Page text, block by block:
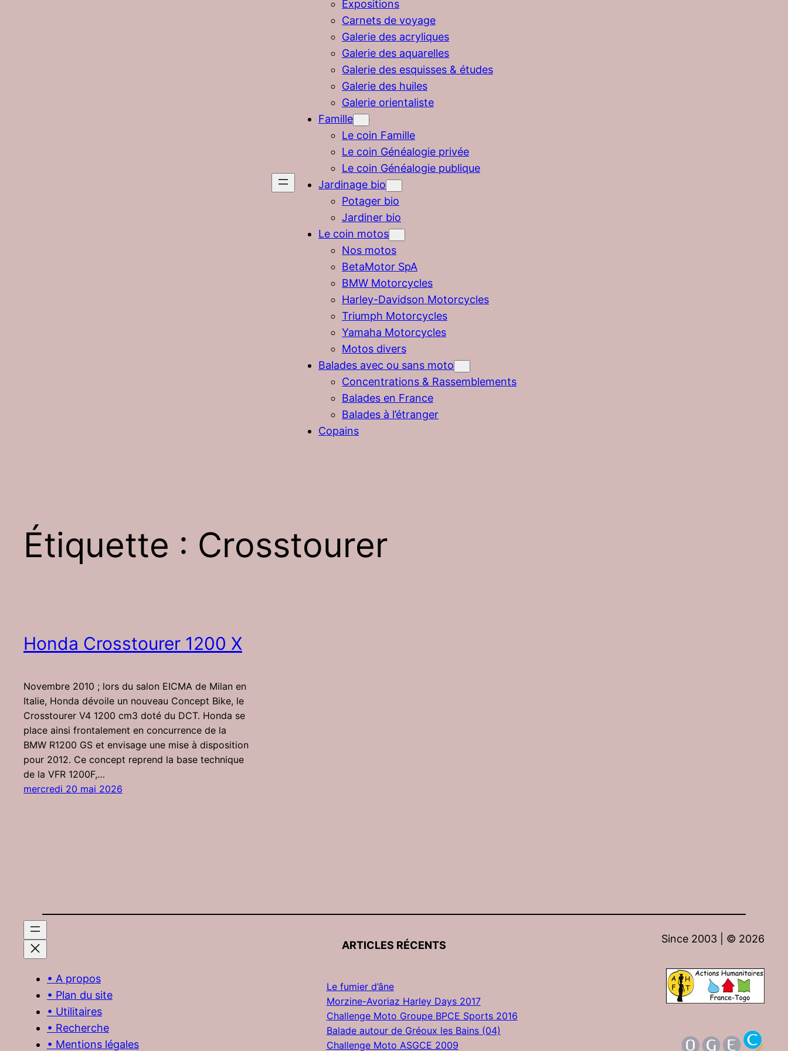
Expositions
Carnets de voyage
Galerie des acryliques
Galerie des aquarelles
Galerie des esquisses & études
Galerie des huiles
Galerie orientaliste
Famille
Le coin Famille
Le coin Généalogie privée
Le coin Généalogie publique
Jardinage bio
Potager bio
Jardiner bio
Le coin motos
Nos motos
BetaMotor SpA
BMW Motorcycles
Harley-Davidson Motorcycles
Triumph Motorcycles
Yamaha Motorcycles
Motos divers
Balades avec ou sans moto
Concentrations & Rassemblements
Balades en France
Balades à l’étranger
Copains
Étiquette : Crosstourer
Honda Crosstourer 1200 X
Novembre 2010 ; lors du salon EICMA de Milan en
Italie, Honda dévoile un nouveau Concept Bike, le
Crosstourer V4 1200 cm3 doté du DCT. Honda se
place ainsi frontalement en concurrence de la
BMW R1200 GS et envisage une mise à disposition
pour 2012. Ce concept reprend la base technique
de la VFR 1200F,…
mercredi 20 mai 2026
• A propos
• Plan du site
• Utilitaires
• Recherche
• Mentions légales
ARTICLES RÉCENTS
Le fumier d’âne
Morzine-Avoriaz Harley Days 2017
Challenge Moto Groupe BPCE Sports 2016
Balade autour de Gréoux les Bains (04)
Challenge Moto ASGCE 2009
Since 2003 | © 2026